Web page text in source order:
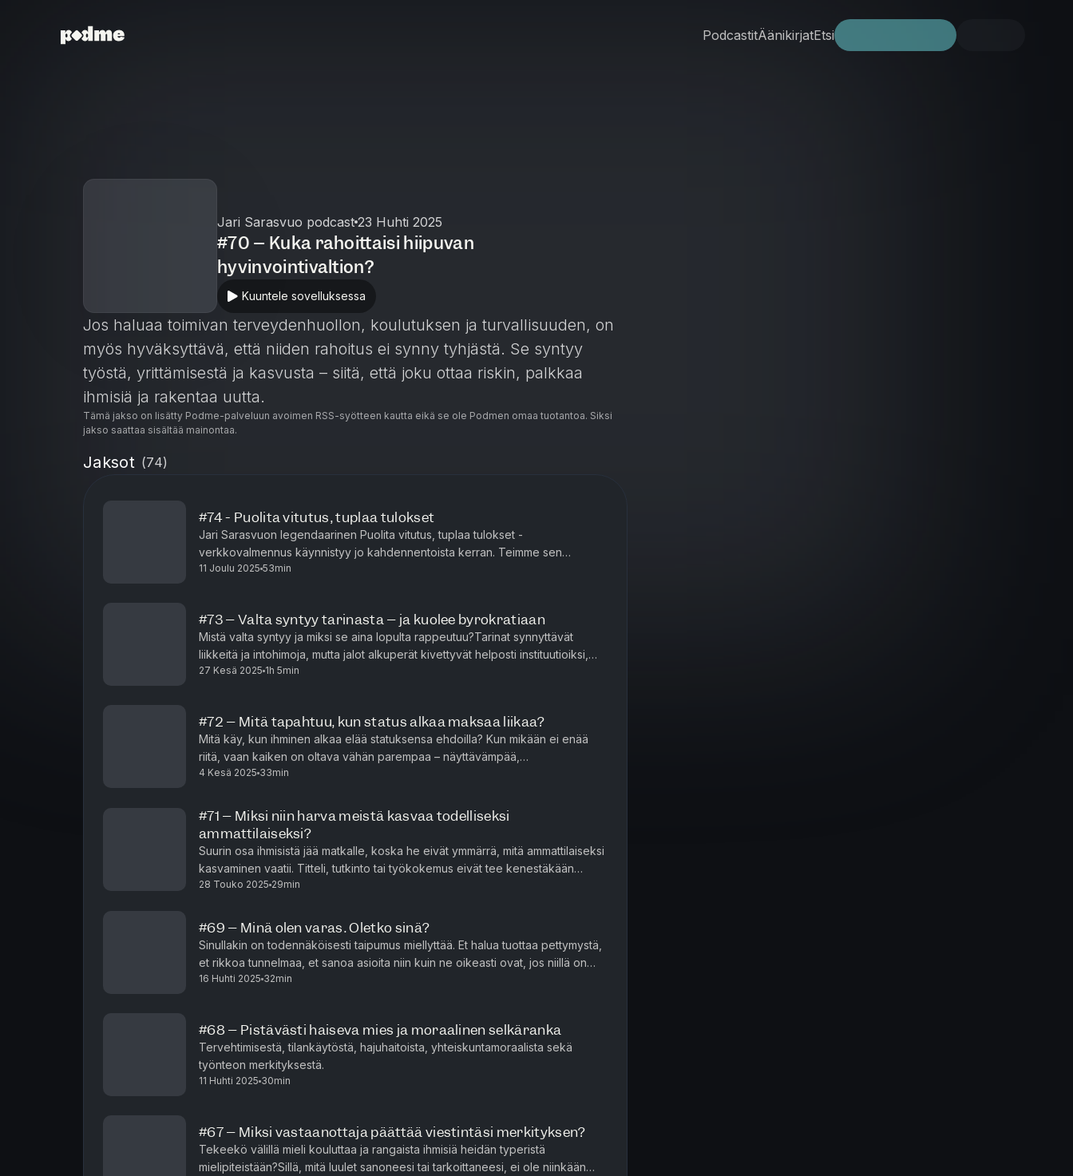
PodcastitÄänikirjatEtsi
Jari Sarasvuo podcast 23 Huhti 2025
#70 – Kuka rahoittaisi hiipuvan
hyvinvointivaltion?
Kuuntele sovelluksessa
Jos haluaa toimivan terveydenhuollon, koulutuksen ja turvallisuuden, on
myös hyväksyttävä, että niiden rahoitus ei synny tyhjästä. Se syntyy
työstä, yrittämisestä ja kasvusta – siitä, että joku ottaa riskin, palkkaa
ihmisiä ja rakentaa uutta.
Tämä jakso on lisätty Podme-palveluun avoimen RSS-syötteen kautta eikä se ole Podmen omaa tuotantoa. Siksi
jakso saattaa sisältää mainontaa.
Jaksot (74)
#74 - Puolita vitutus, tuplaa tulokset
Jari Sarasvuon legendaarinen Puolita vitutus, tuplaa tulokset -
verkkovalmennus käynnistyy jo kahdennentoista kerran. Teimme sen
kunniaksi pitkästä aikaa podcast-jakson, jossa Jari kertoo, miksi 27 vii...
11 Joulu 2025 53min
#73 – Valta syntyy tarinasta – ja kuolee byrokratiaan
Mistä valta syntyy ja miksi se aina lopulta rappeutuu?Tarinat synnyttävät
liikkeitä ja intohimoja, mutta jalot alkuperät kivettyvät helposti instituutioiksi,
jotka alkavat palvella itseään.Kun kertomu...
27 Kesä 2025 1h 5min
#72 – Mitä tapahtuu, kun status alkaa maksaa liikaa?
Mitä käy, kun ihminen alkaa elää statuksensa ehdoilla? Kun mikään ei enää
riitä, vaan kaiken on oltava vähän parempaa – näyttävämpää,
täydellisempää.Historia on täynnä esimerkkejä: tärkättyjä kauluksi...
4 Kesä 2025 33min
#71 – Miksi niin harva meistä kasvaa todelliseksi
ammattilaiseksi?
Suurin osa ihmisistä jää matkalle, koska he eivät ymmärrä, mitä ammattilaiseksi
kasvaminen vaatii. Titteli, tutkinto tai työkokemus eivät tee kenestäkään
eksperttiä – se vaatii vuosien kovaa työtä, it...
28 Touko 2025 29min
#69 – Minä olen varas. Oletko sinä?
Sinullakin on todennäköisesti taipumus miellyttää. Et halua tuottaa pettymystä,
et rikkoa tunnelmaa, et sanoa asioita niin kuin ne oikeasti ovat, jos niillä on
riski satuttaa. Niinpä viivytät päätöksi...
16 Huhti 2025 32min
#68 – Pistävästi haiseva mies ja moraalinen selkäranka
Tervehtimisestä, tilankäytöstä, hajuhaitoista, yhteiskuntamoraalista sekä
työnteon merkityksestä.
11 Huhti 2025 30min
#67 – Miksi vastaanottaja päättää viestintäsi merkityksen?
Tekeekö välillä mieli kouluttaa ja rangaista ihmisiä heidän typeristä
mielipiteistään?Sillä, mitä luulet sanoneesi tai tarkoittaneesi, ei ole niinkään